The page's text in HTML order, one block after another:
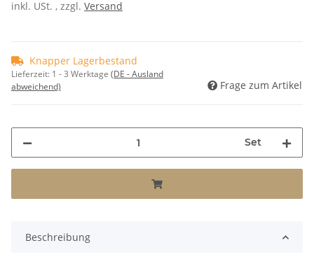
inkl. USt. , zzgl. Versand
Knapper Lagerbestand
Lieferzeit: 1 - 3 Werktage (DE - Ausland
abweichend)
Frage zum Artikel
Set
Beschreibung